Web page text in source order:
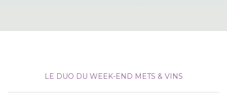
LE DUO DU WEEK-END METS & VINS